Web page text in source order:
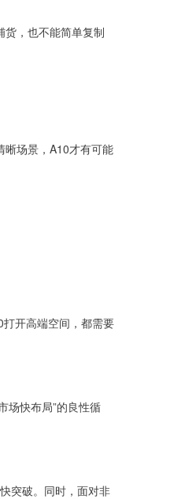
货，也不能简单复制
晰场景，A10才有可能
开高端空间，都需要
场快布局”的良性循
突破。同时，面对非